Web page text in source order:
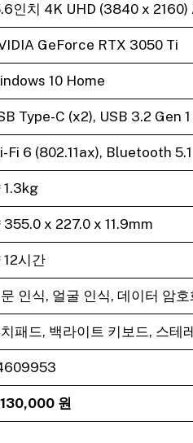
인치 4K UHD (3840 x 2160)
GeForce RTX 3050 Ti
10 Home
Type-C (x2), USB 3.2 Gen
Fi 6 (802.11ax), Bluetooth 5.1
1.3kg
355.0 x 227.0 x 11.9mm
12시간
인식, 얼굴 인식, 데이터 암
패드, 백라이트 키보드, 스테
원